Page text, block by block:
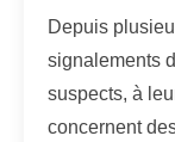
Depuis
signalements
suspects, à
concernent